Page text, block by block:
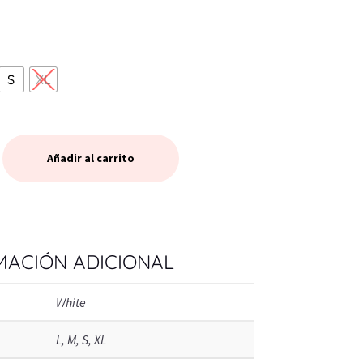
S XL
Añadir al carrito
ADICIONAL
White
L, M, S, XL